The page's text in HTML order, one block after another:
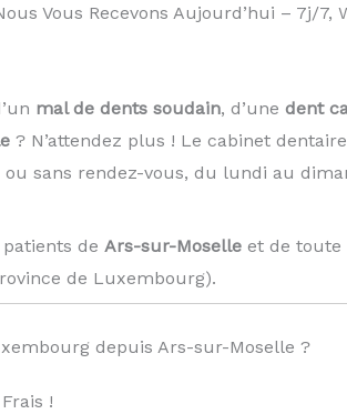
Vous Recevons Aujourd’hui – 7j/7,
mal de dents soudain, d’une dent
? N’attendez plus ! Le cabinet dentaire
ou sans rendez-vous, du lundi au
de Ars-sur-Moselleet de toute
de Luxembourg).
depuis Ars-sur-Moselle ?
!